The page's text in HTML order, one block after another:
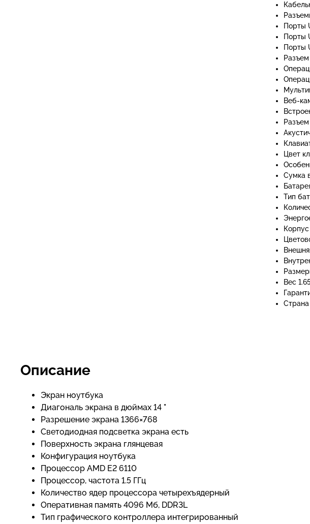
Порты
Порты
Порты
Веб-
Цвет
Сумка
Тип
Вес
Страна
Описание
Экран ноутбука
Диагональ экрана в дюймах 14 "
Разрешение экрана 1366×768
Светодиодная подсветка экрана есть
Поверхность экрана глянцевая
Конфигурация ноутбука
Процессор AMD E2 6110
Процессор, частота 1.5 ГГц
Количество ядер процессора четырехъядерный
Оперативная память 4096 Мб, DDR3L
Тип графического контроллера интегрированный